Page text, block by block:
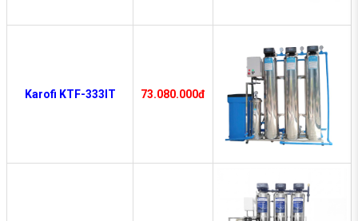
Karofi KTF-333IT 73.080.000đ